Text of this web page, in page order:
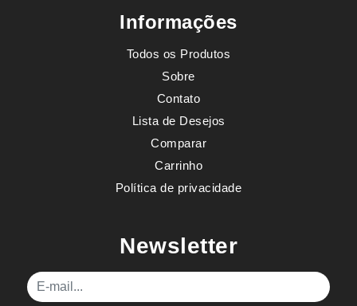
Informações
Todos os Produtos
Sobre
Contato
Lista de Desejos
Comparar
Carrinho
Política de privacidade
Newsletter
E-mail